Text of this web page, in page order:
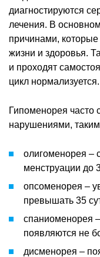
диагностируются
лечения. В
причинами,
жизни и здоровья.
и проходят
цикл нормализуется.
Гипоменорея часто
нарушениями,
олигоменорея –
менструации до
опсоменорея –
превышать 35
спаниоменорея
появляются не
дисменорея –